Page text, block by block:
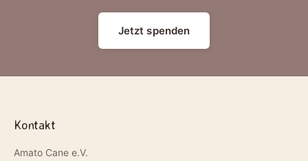
Jetzt spenden
Kontakt
Amato Cane e.V.